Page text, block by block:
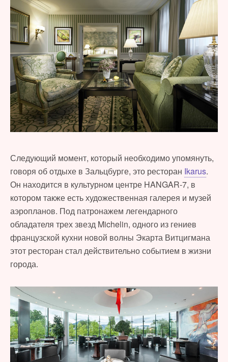
Следующий момент, который необходимо упомянуть,
говоря об отдыхе в Зальцбурге, это ресторан Ikarus.
Он находится в культурном центре HANGAR-7, в
котором также есть художественная галерея и музей
аэропланов. Под патронажем легендарного
обладателя трех звезд Michelin, одного из гениев
французской кухни новой волны Экарта Витцигмана
этот ресторан стал действительно событием в жизни
города.